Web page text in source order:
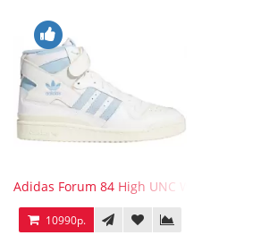
Adidas Forum 84 High UNC White Blue
10990р.